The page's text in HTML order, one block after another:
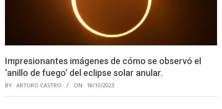
Impresionantes imágenes de cómo se observó el
‘anillo de fuego’ del eclipse solar anular.
BY: ARTURO CASTRO ON: 18/10/2023